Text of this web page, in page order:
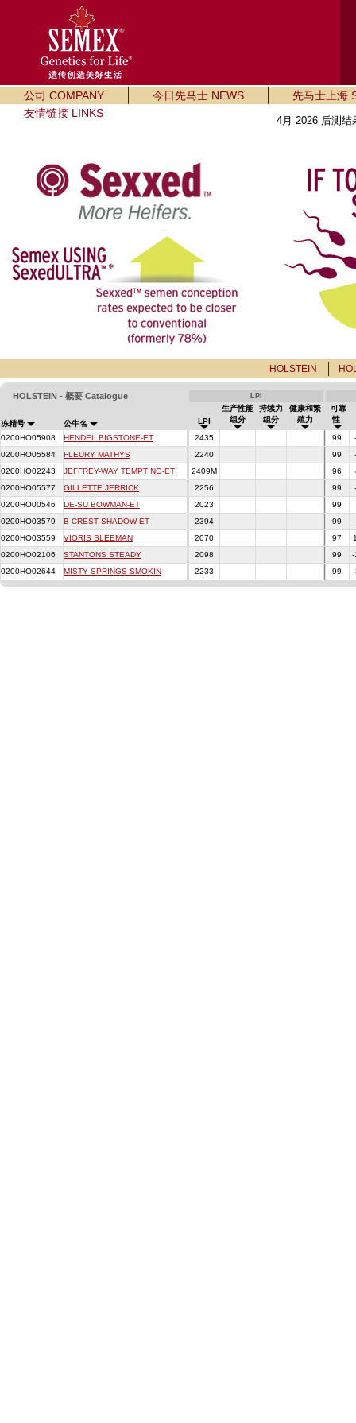
公司 COMPANY 今日先马士 NEWS
先马士上海
友情链接 LINKS
4月 2026 后测
HOLSTEIN
HOLSTEIN - 概要 Catalogue LPI
冻精号 公牛名 LPI
生产性能
组分
持续力
组分
健康和繁
殖力
可靠
性
0200HO05908 HENDEL BIGSTONE-ET 2435 99
0200HO05584 FLEURY MATHYS 2240 99
0200HO02243 JEFFREY-WAY TEMPTING-ET 2409M 96
0200HO05577 GILLETTE JERRICK 2256 99
0200HO00546 DE-SU BOWMAN-ET 2023 99
0200HO03579 B-CREST SHADOW-ET 2394 99
0200HO03559 VIORIS SLEEMAN 2070 97
0200HO02106 STANTONS STEADY 2098 99
0200HO02644 MISTY SPRINGS SMOKIN 2233 99